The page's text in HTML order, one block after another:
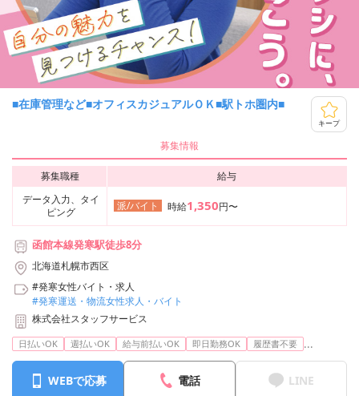
■在庫管理など■オフィスカジュアルＯＫ■駅トホ圏内■
キープ
募集情報
募集職種
給与
データ入力、タイ
ピング
派/バイト 時給1,350円〜
函館本線発寒駅徒歩8分
北海道札幌市西区
#発寒女性バイト・求人
#発寒運送・物流女性求人・バイト
株式会社スタッフサービス
日払いOK 週払いOK 給与前払いOK 即日勤務OK 履歴書不要 ...
WEBで応募 電話 LINE